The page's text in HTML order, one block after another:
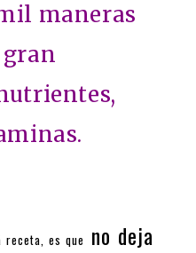
maneras
es que no deja